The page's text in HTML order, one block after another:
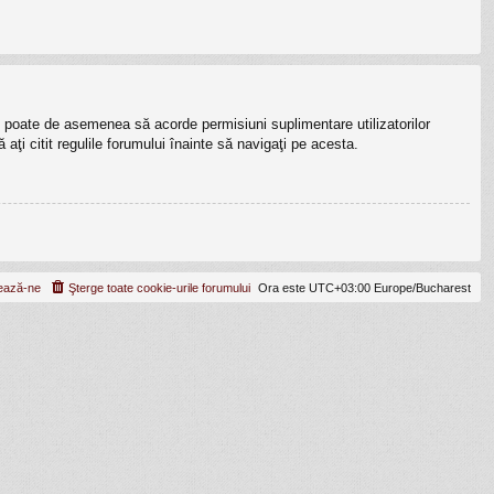
de asemenea să acorde permisiuni suplimentare utilizatorilor
citit regulile forumului înainte să navigaţi pe acesta.
Ora este UTC+03:00 Europe/Bucharest
Şterge toate cookie-urile forumului
ne